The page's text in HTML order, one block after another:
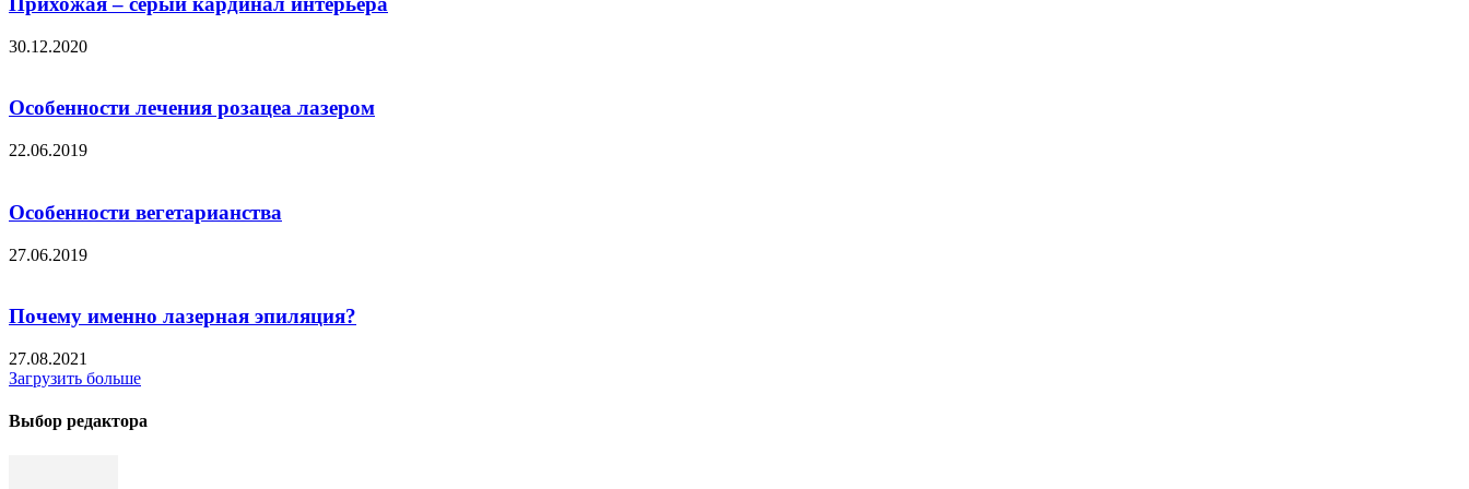
30.12.2020
Особенности лечения розацеа лазером
22.06.2019
Особенности вегетарианства
27.06.2019
Почему именно лазерная эпиляция?
27.08.2021
Загрузить больше
Выбор редактора